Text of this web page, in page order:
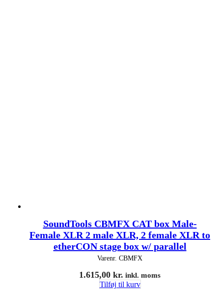
SoundTools CBMFX CAT box Male-
Female XLR 2 male XLR, 2 female XLR to
etherCON stage box w/ parallel
Varenr. CBMFX
1.615,00 kr. inkl. moms
Tilføj til kurv